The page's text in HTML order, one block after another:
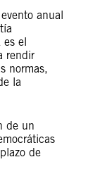
anual
es el
rendir
normas,
la
de un
de